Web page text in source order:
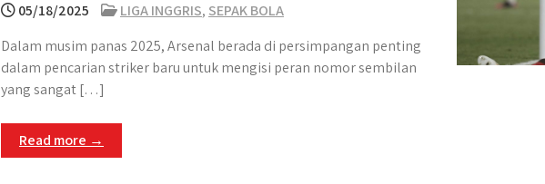
05/18/2025 LIGA INGGRIS, SEPAK BOLA
Dalam musim panas 2025, Arsenal berada di persimpangan penting
dalam pencarian striker baru untuk mengisi peran nomor sembilan
yang sangat […]
Read more →